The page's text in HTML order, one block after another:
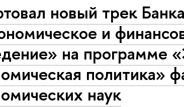
новый трек
и
на программе
политика»
наук